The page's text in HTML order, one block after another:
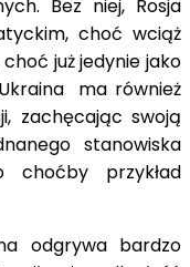
Bez niej, Rosja
choć wciąż
już jedynie jako
ma również
zachęcając swoją
stanowiska
choćby przykład
odgrywa bardzo